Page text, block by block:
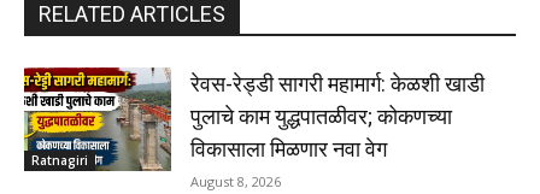
RELATED ARTICLES
Ratnagiri
रेवस-रेड्डी सागरी महामार्ग: केळशी खाडी
पुलाचे काम युद्धपातळीवर; कोकणच्या
विकासाला मिळणार नवा वेग
August 8, 2026